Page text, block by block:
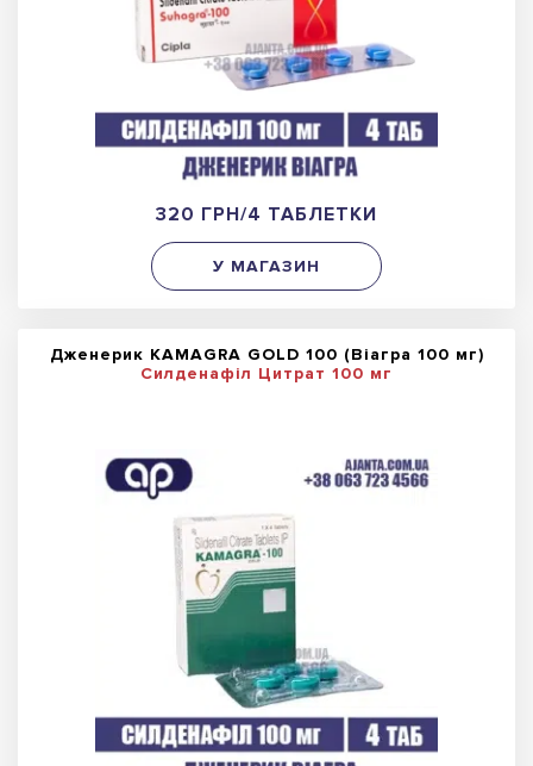
320 ГРН/4 ТАБЛЕТКИ
У МАГАЗИН
Дженерик KAMAGRA GOLD 100 (Віагра 100 мг)
Силденафіл Цитрат 100 мг